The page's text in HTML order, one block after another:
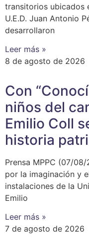
transitorios ubicados
U.E.D. Juan Antonio
desarrollaron
Leer más »
8 de agosto de 2026
Con
niños del
Emilio Coll
historia
Prensa MPPC (07/
por la imaginación y
instalaciones de la
Emilio
Leer más »
7 de agosto de 2026